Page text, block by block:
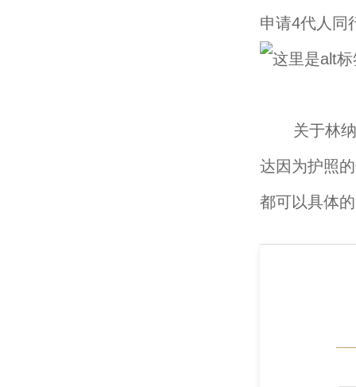
申请4代人同
关于林纳
达因为护照
都可以具体